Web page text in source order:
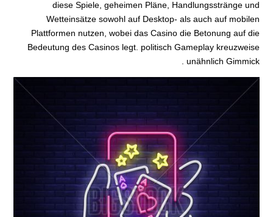
diese Spiele, geheimen Pläne, Handlungsstränge und
Wetteinsätze sowohl auf Desktop- als auch auf mobilen
Plattformen nutzen, wobei das Casino die Betonung auf die
Bedeutung des Casinos legt. politisch Gameplay kreuzweise
unähnlich Gimmick .